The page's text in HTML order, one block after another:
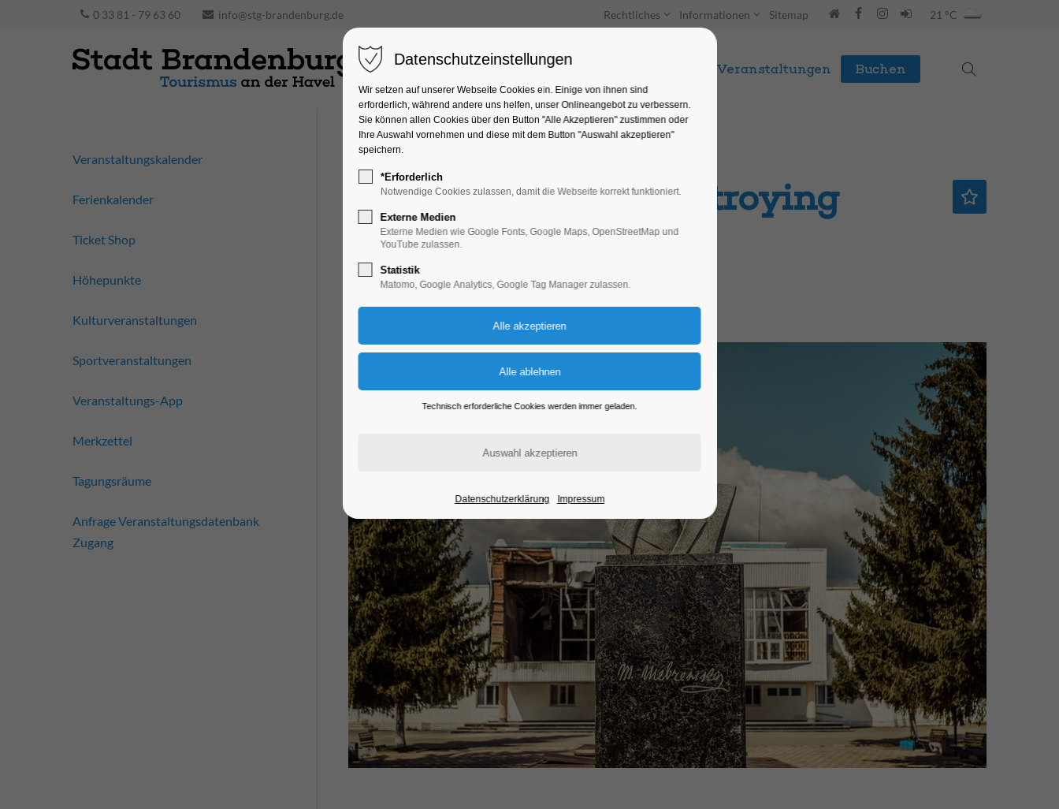
0 33 81 - 79 63 60 info@stg-brandenburg.de Rechtliches Informationen Sitemap 21 °C
Unterkünfte Entdecken & Erleben Veranstaltungen Buchen
Fotoausstellung Destroying
Cultural Heritage
Ausstellung
19.10.2025, 10:00–17:00
Veranstaltungskalender
Ferienkalender
Ticket Shop
Höhepunkte
Kulturveranstaltungen
Sportveranstaltungen
Veranstaltungs-App
Merkzettel
Tagungsräume
Anfrage Veranstaltungsdatenbank
Zugang
Datenschutzeinstellungen
Wir setzen auf unserer Webseite Cookies ein. Einige von ihnen sind
erforderlich, während andere uns helfen, unser Onlineangebot zu verbessern.
Sie können allen Cookies über den Button "Alle Akzeptieren" zustimmen oder
Ihre Auswahl vornehmen und diese mit dem Button "Auswahl akzeptieren"
speichern.
*Erforderlich
Notwendige Cookies zulassen, damit die Webseite korrekt funktioniert.
Externe Medien
Externe Medien wie Google Fonts, Google Maps, OpenStreetMap und
YouTube zulassen.
Statistik
Matomo, Google Analytics, Google Tag Manager zulassen.
Technisch erforderliche Cookies werden immer geladen.
Datenschutzerklärung Impressum